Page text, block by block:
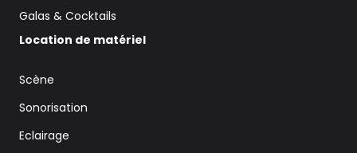
Galas & Cocktails
Location de matériel
Scène
Sonorisation
Eclairage